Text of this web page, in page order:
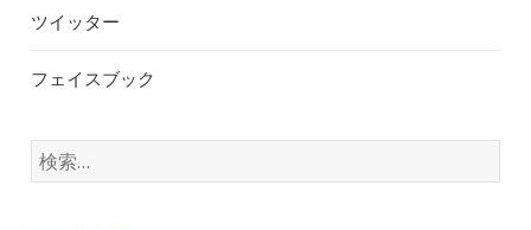
ツイッター
フェイスブック
検
索: